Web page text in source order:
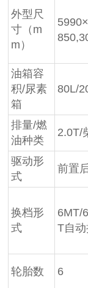
外型尺
寸（m
m）
油箱容
积/尿素
箱
80L/
排量/燃
油种类
2.0T/
驱动形
式
前置
换档形
式
6MT/
T自
轮胎数 6